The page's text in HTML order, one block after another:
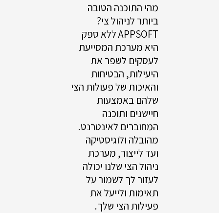
מהי התוכנה הטובה
ביותר לניהול צי?
APPSOFT ללא ספק
היא מערכת המסייעת
לעסקים לשפר את
היעילות, הבטיחות
והאיכות של פעולות הצי
שלהם באמצעות
חיישנים ותוכנה
המחוברים לאינטרנט.
מהובלה ולוגיסטיקה
ועד לייצור, מערכת
ניהול הצי שלנו יכולה
לעזור לך לשמור על
תאימות ולייעל את
פעילות הצי שלך.